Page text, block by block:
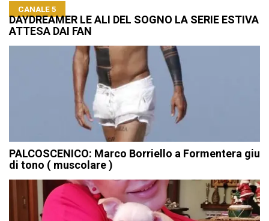
CANALE 5
DAYDREAMER LE ALI DEL SOGNO LA SERIE ESTIVA
ATTESA DAI FAN
PALCOSCENICO: Marco Borriello a Formentera giu
di tono ( muscolare )